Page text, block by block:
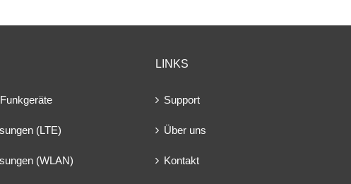
(LTE)
(WLAN)
LINKS
Support
Über uns
Kontakt